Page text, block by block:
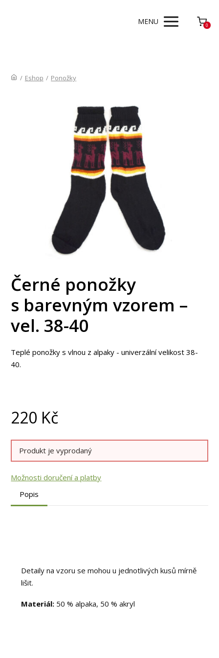
MENU 0
/ Eshop / Ponožky
Černé ponožky
s barevným vzorem –
vel. 38-40
Teplé ponožky s vlnou z alpaky - univerzální velikost 38-
40.
220 Kč
Produkt je vyprodaný
Možnosti doručení a platby
Popis
Detaily na vzoru se mohou u jednotlivých kusů mírně
lišit.
Materiál: 50 % alpaka, 50 % akryl